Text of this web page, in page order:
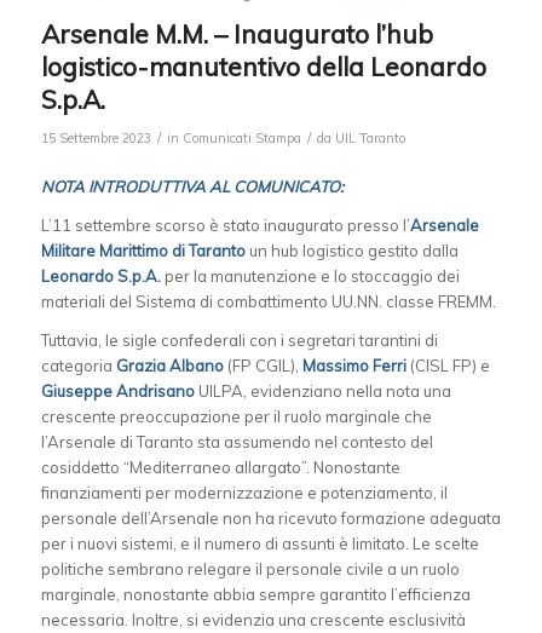
Arsenale M.M. – Inaugurato l’hub
logistico-manutentivo della Leonardo
S.p.A.
15 Settembre 2023 / in Comunicati Stampa / da UIL Taranto
NOTA INTRODUTTIVA AL COMUNICATO:
L’11 settembre scorso è stato inaugurato presso l’Arsenale
Militare Marittimo di Taranto un hub logistico gestito dalla
Leonardo S.p.A.per la manutenzione e lo stoccaggio dei
materiali del Sistema di combattimento UU.NN. classe FREMM.
Tuttavia, le sigle confederali con i segretari tarantini di
categoria Grazia Albano(FP CGIL), Massimo Ferri(CISL FP) e
Giuseppe AndrisanoUILPA, evidenziano nella nota una
crescente preoccupazione per il ruolo marginale che
l’Arsenale di Taranto sta assumendo nel contesto del
cosiddetto “Mediterraneo allargato”. Nonostante
finanziamenti per modernizzazione e potenziamento, il
personale dell’Arsenale non ha ricevuto formazione adeguata
per i nuovi sistemi, e il numero di assunti è limitato. Le scelte
politiche sembrano relegare il personale civile a un ruolo
marginale, nonostante abbia sempre garantito l’efficienza
necessaria. Inoltre, si evidenzia una crescente esclusività